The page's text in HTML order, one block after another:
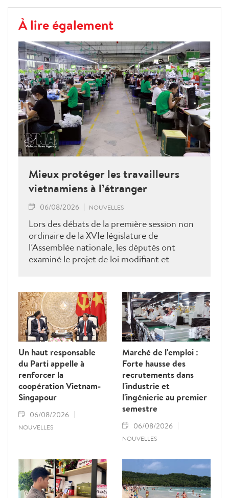
À lire également
Mieux protéger les travailleurs
vietnamiens à l’étranger
06/08/2026 NOUVELLES
Lors des débats de la première session non
ordinaire de la XVIe législature de
l’Assemblée nationale, les députés ont
examiné le projet de loi modifiant et
contrat. Ils ont proposé plusieurs mesures
visant à renforcer la gestion de l’État, à
lutter contre les fraudes et à mieux
protéger les droits et les intérêts légitimes
des travailleurs.
Un haut responsable
du Parti appelle à
renforcer la
coopération Vietnam-
Singapour
06/08/2026
NOUVELLES
Marché de l'emploi :
Forte hausse des
recrutements dans
l'industrie et
l'ingénierie au premier
semestre
06/08/2026
NOUVELLES